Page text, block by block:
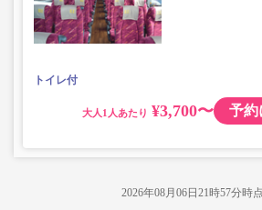
トイレ付
大人 ¥3,700〜 予約
2026年08月06日21時57分時